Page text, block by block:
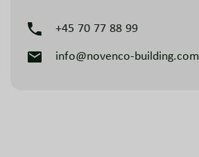
+45 70 77 88 99
info@novenco-building.com